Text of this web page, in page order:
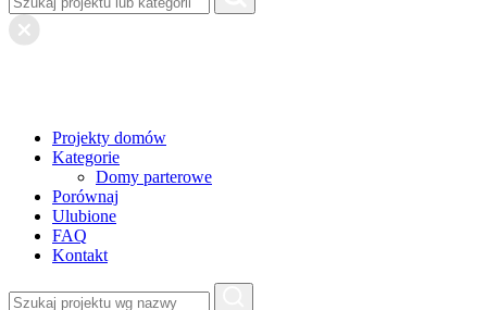
Projekty domów
Kategorie
Domy parterowe
Porównaj
Ulubione
FAQ
Kontakt